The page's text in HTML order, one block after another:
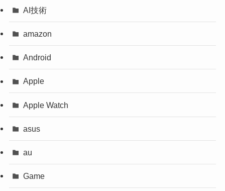
AI技術
amazon
Android
Apple
Apple Watch
asus
au
Game